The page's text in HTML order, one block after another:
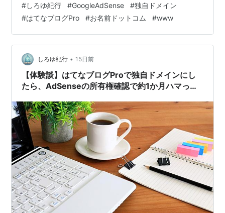
1か月ハマった話【前編】 後編では、はてなサポートから
届いた公式回答をもとに、原因が「wwwあり・なし」の
設定にあったこと、実際にwwwなし（ネイキッドドメイ
ン）へ切り替えて解決した手順、Search Consoleや
Googleアナリティクスの設定変更まで、実…
#しろゆ紀行 #GoogleAdSense #独自ドメイン
#はてなブログPro #お名前ドットコム #www
しろゆ紀行 • 15日前
【体験談】はてなブログProで独自ドメインにし
たら、AdSenseの所有権確認で約1か月ハマった